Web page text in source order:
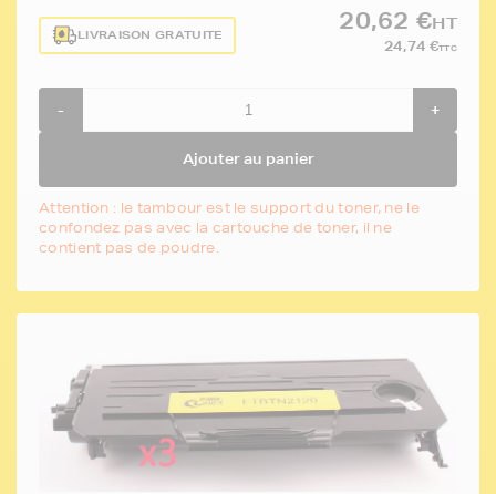
LIVRAISON GRATUITE
20,62 €HT
24,74 €TTC
- +
Ajouter au panier
Attention : le tambour est le support du toner, ne le
confondez pas avec la cartouche de toner, il ne
contient pas de poudre.